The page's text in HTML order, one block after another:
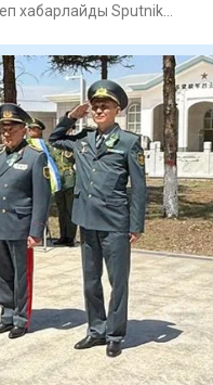
хабарлайды Sputnik